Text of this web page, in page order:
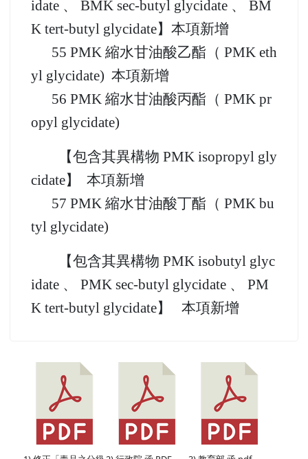
tyl glycidate)
【包含其異構物 BMK isobutyl glyc
idate 、 BMK sec-butyl glycidate 、 BM
K tert-butyl glycidate】本項新增
55 PMK 縮水甘油酸乙酯（ PMK eth
56 PMK 縮水甘油酸丙酯（ PMK pr
opyl glycidate)
【包含其異構物 PMK isopropyl gly
57 PMK 縮水甘油酸丁酯（ PMK bu
tyl glycidate)
K tert-butyl
glycidate】 本項新增